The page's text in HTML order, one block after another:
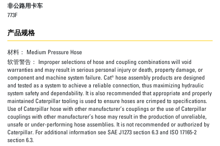
非公路用卡车
773F
产品规格
材料： Medium Pressure Hose
软管警告： Improper selections of hose and coupling combinations will void
warranties and may result in serious personal injury or death, property damage, or
component and machine system failure. Cat® hose assembly products are designed
and tested as a system to achieve a reliable connection, thus maximizing hydraulic
system safety and dependability. It is also recommended that appropriate and properly
maintained Caterpillar tooling is used to ensure hoses are crimped to specifications.
Use of Caterpillar hose with other manufacturer’s couplings or the use of Caterpillar
couplings with other manufacturer’s hose may result in the production of unreliable,
unsafe or under-performing hose assemblies. It is not recommended or authorized by
Caterpillar. For additional information see SAE J1273 section 6.3 and ISO 17165-2
section 6.3.